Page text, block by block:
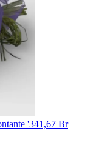
'341,67 Br